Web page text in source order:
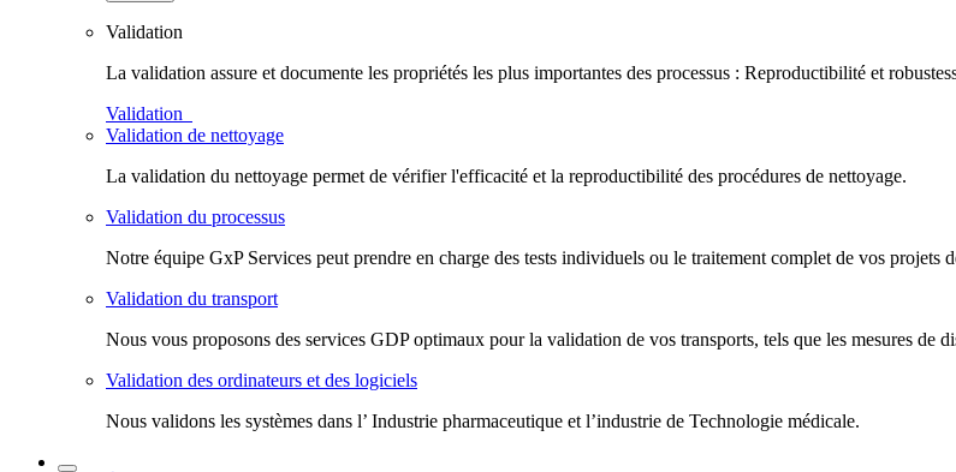
Validation
La validation assure et documente les propriétés les plus importantes des processus : Reproductibilité et
Validation
Validation de nettoyage
La validation du nettoyage permet de vérifier l'efficacité et la reproductibilité des procédures de nettoyage.
Validation du processus
Notre équipe GxP Services peut prendre en charge des tests individuels ou le traitement complet de vos projets
Validation du transport
Nous vous proposons des services GDP optimaux pour la validation de vos transports, tels que les mesures de
Validation des ordinateurs et des logiciels
Nous validons les systèmes dans l’ Industrie pharmaceutique et l’industrie de Technologie médicale.